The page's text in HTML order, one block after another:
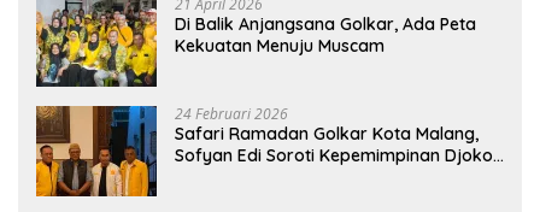
Di Balik Anjangsana Golkar, Ada Peta
Kekuatan Menuju Muscam
24 Februari 2026
Safari Ramadan Golkar Kota Malang,
Sofyan Edi Soroti Kepemimpinan Djoko